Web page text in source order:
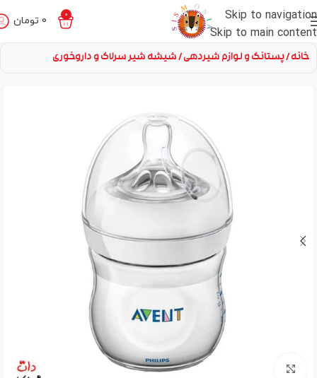
Skip to navigation
Skip to main content
0
0 تومان
خانه پستانک و لوازم شیردهی شیشه شیر سرلاک و داروخوری
برای بزرگنمایی کلیک کنید